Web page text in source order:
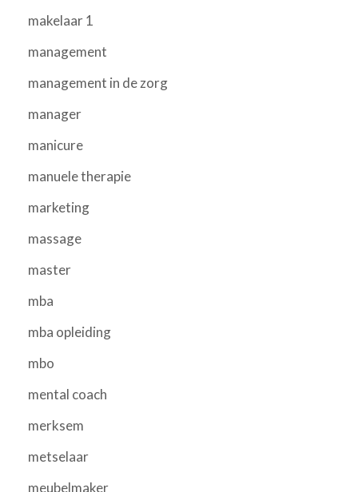
makelaar 1
management
management in de zorg
manager
manicure
manuele therapie
marketing
massage
master
mba
mba opleiding
mbo
mental coach
merksem
metselaar
meubelmaker